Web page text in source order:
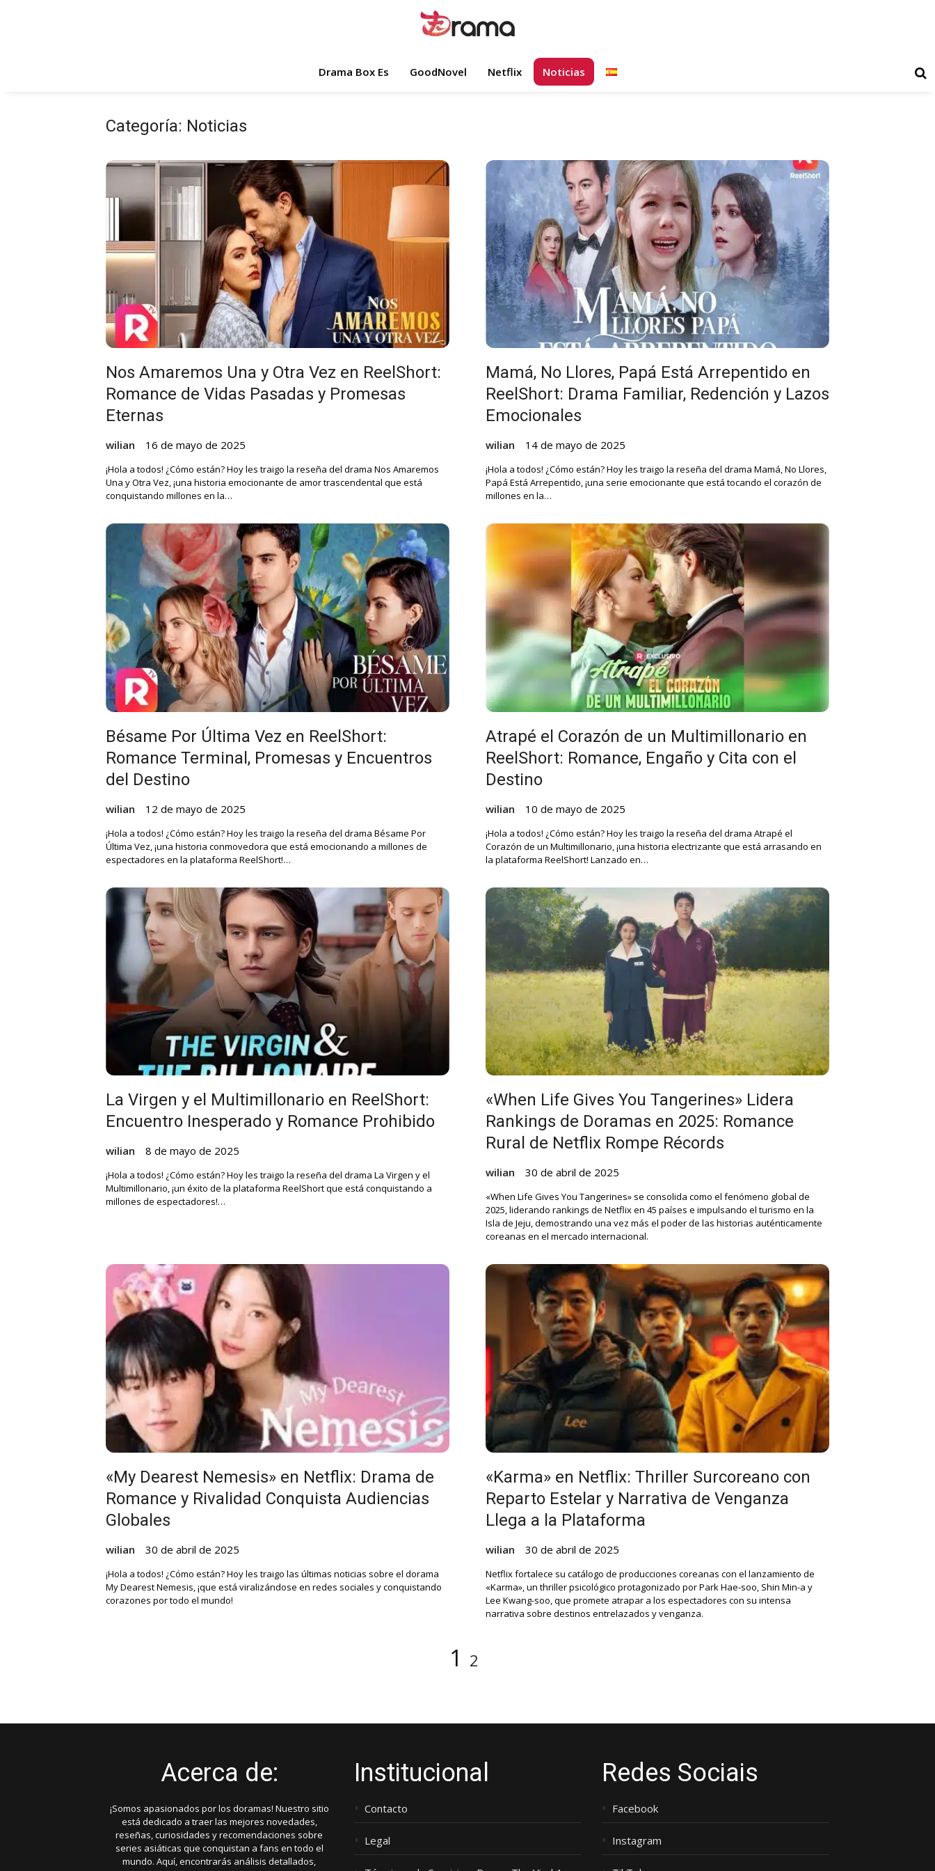
Drama Box Es GoodNovel Netflix Noticias
Categoría: Noticias
Nos Amaremos Una y Otra Vez en ReelShort:
Romance de Vidas Pasadas y Promesas
Eternas
wilian 16 de mayo de 2025
¡Hola a todos! ¿Cómo están? Hoy les traigo la reseña del drama Nos Amaremos
Una y Otra Vez, ¡una historia emocionante de amor trascendental que está
conquistando millones en la…
Mamá, No Llores, Papá Está Arrepentido en
ReelShort: Drama Familiar, Redención y Lazos
Emocionales
wilian 14 de mayo de 2025
¡Hola a todos! ¿Cómo están? Hoy les traigo la reseña del drama Mamá, No Llores,
Papá Está Arrepentido, ¡una serie emocionante que está tocando el corazón de
millones en la…
Bésame Por Última Vez en ReelShort:
Romance Terminal, Promesas y Encuentros
del Destino
wilian 12 de mayo de 2025
¡Hola a todos! ¿Cómo están? Hoy les traigo la reseña del drama Bésame Por
Última Vez, ¡una historia conmovedora que está emocionando a millones de
espectadores en la plataforma ReelShort!…
Atrapé el Corazón de un Multimillonario en
ReelShort: Romance, Engaño y Cita con el
Destino
wilian 10 de mayo de 2025
¡Hola a todos! ¿Cómo están? Hoy les traigo la reseña del drama Atrapé el
Corazón de un Multimillonario, ¡una historia electrizante que está arrasando en
la plataforma ReelShort! Lanzado en…
La Virgen y el Multimillonario en ReelShort:
Encuentro Inesperado y Romance Prohibido
wilian 8 de mayo de 2025
¡Hola a todos! ¿Cómo están? Hoy les traigo la reseña del drama La Virgen y el
Multimillonario, ¡un éxito de la plataforma ReelShort que está conquistando a
millones de espectadores!…
«When Life Gives You Tangerines» Lidera
Rankings de Doramas en 2025: Romance
Rural de Netflix Rompe Récords
wilian 30 de abril de 2025
«When Life Gives You Tangerines» se consolida como el fenómeno global de
2025, liderando rankings de Netflix en 45 países e impulsando el turismo en la
Isla de Jeju, demostrando una vez más el poder de las historias auténticamente
coreanas en el mercado internacional.
«My Dearest Nemesis» en Netflix: Drama de
Romance y Rivalidad Conquista Audiencias
Globales
wilian 30 de abril de 2025
¡Hola a todos! ¿Cómo están? Hoy les traigo las últimas noticias sobre el dorama
My Dearest Nemesis, ¡que está viralizándose en redes sociales y conquistando
corazones por todo el mundo!
«Karma» en Netflix: Thriller Surcoreano con
Reparto Estelar y Narrativa de Venganza
Llega a la Plataforma
wilian 30 de abril de 2025
Netflix fortalece su catálogo de producciones coreanas con el lanzamiento de
«Karma», un thriller psicológico protagonizado por Park Hae-soo, Shin Min-a y
Lee Kwang-soo, que promete atrapar a los espectadores con su intensa
narrativa sobre destinos entrelazados y venganza.
Página
1 Página
2
Acerca de:
¡Somos apasionados por los doramas! Nuestro sitio
está dedicado a traer las mejores novedades,
reseñas, curiosidades y recomendaciones sobre
series asiáticas que conquistan a fans en todo el
mundo. Aquí, encontrarás análisis detallados,
Institucional
Contacto
Legal
Redes Sociais
Facebook
Instagram